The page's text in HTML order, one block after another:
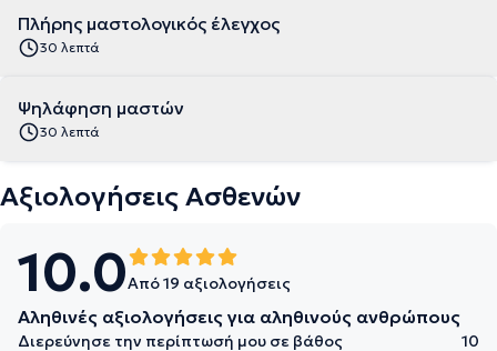
Πλήρης μαστολογικός έλεγχος
30 λεπτά
Ψηλάφηση μαστών
30 λεπτά
Αξιολογήσεις Ασθενών
10.0Από 19 αξιολογήσεις
Αληθινές αξιολογήσεις για αληθινούς ανθρώπους
Διερεύνησε την περίπτωσή μου σε βάθος 10